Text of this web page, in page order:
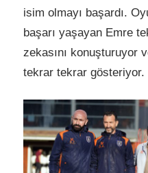
isim olmayı başardı.
başarı yaşayan Emre
zekasını konuşturuyor
tekrar tekrar gösteriyor.